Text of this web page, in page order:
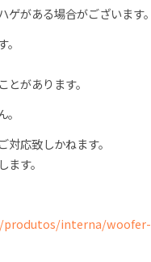
がある場合がございます。
があります。
応致しかねます。
す。
produtos/interna/woofer-